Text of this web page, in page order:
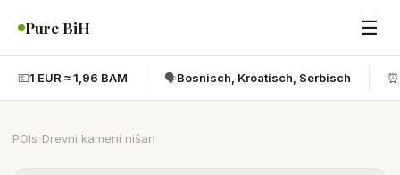
Pure BiH ☰
💶1 EUR ≈ 1,96 BAM 🗣️Bosnisch, Kroatisch, Serbisch ⏰
POIs Drevni kameni nišan